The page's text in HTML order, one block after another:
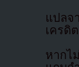
แปล
เครดิ
หากไ